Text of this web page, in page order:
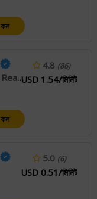
কল
Tarot Reading, Psychic Reading, Face Reading
4.8 (86)
USD 1.54/মিনিট
কল
5.0 (6)
USD 0.51/মিনিট